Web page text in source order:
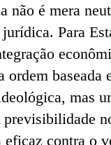
não é mera
Para
ordem baseada
mas
eficaz contra o